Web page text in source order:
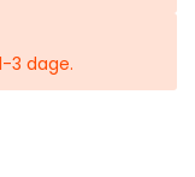
3 dage.